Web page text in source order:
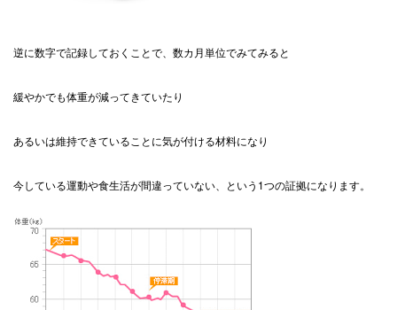
逆に数字で記録しておくことで、数カ月単位でみてみると
緩やかでも体重が減ってきていたり
あるいは維持できていることに気が付ける材料になり
今している運動や食生活が間違っていない、という1つの証拠になります。